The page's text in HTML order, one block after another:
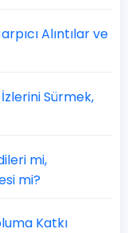
Alıntılar ve
Sürmek,
mi,
mi?
Katkı